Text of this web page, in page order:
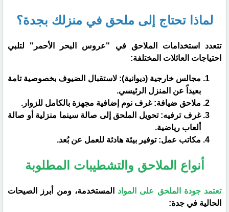
​لماذا تحتاج إلى ملحق في منزلك بجدة؟
​تتعدد استخدامات الملاحق في "عروس البحر الأحمر" لتلبي
احتياجات العائلات المختلفة:
​مجالس خارجية (ديوانية): لاستقبال الضيوف بخصوصية تامة
بعيداً عن المنزل الرئيسي.
​ملاحق ضيافة: غرف نوم إضافية مجهزة بالكامل للزوار.
​غرف ترفيه: تحويل الملحق إلى صالة سينما منزلية أو صالة
ألعاب رياضية.
​مكاتب عمل: توفير بيئة هادئة للعمل عن بُعد.
أنواع الملاحق والتشطيبات المطلوبة
​تعتمد جودة الملحق على المواد
المستخدمة، ومن أبرز الصيحات
الحالية في جدة: